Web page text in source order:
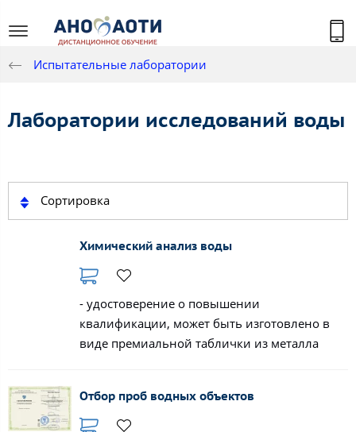
Испытательные лаборатории
Лаборатории исследований воды
Сортировка
Химический анализ воды
- удостоверение о повышении
квалификации, может быть изготовлено в
виде премиальной таблички из металла
Отбор проб водных объектов